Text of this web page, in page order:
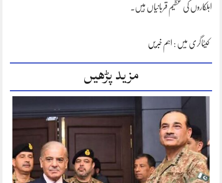
اہلکاروں کی عظیم قربانیاں ہیں۔
کیٹاگری میں : اہم خبریں
مزید پڑھیں